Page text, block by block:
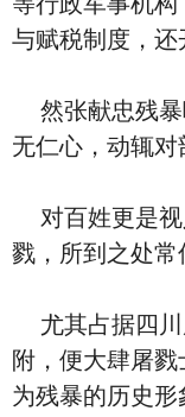
与赋税制度，还
然张献忠残暴
无仁心，动辄对
对百姓更是视
戮，所到之处常
尤其占据四川
附，便大肆屠
为残暴的历